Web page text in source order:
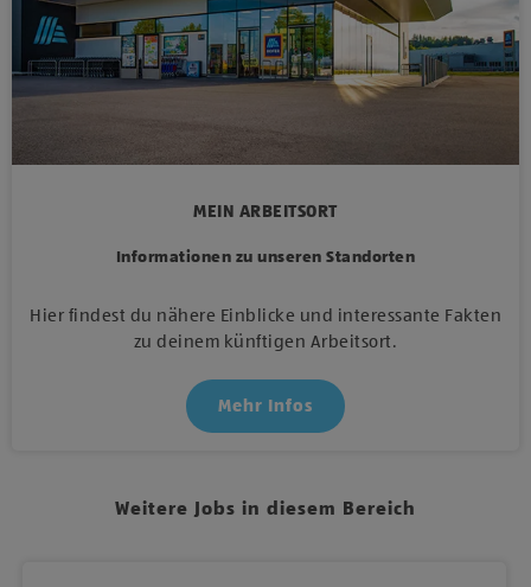
MEIN ARBEITSORT
Informationen zu unseren Standorten
Hier findest du nähere Einblicke und interessante Fakten
zu deinem künftigen Arbeitsort.
Mehr Infos
Weitere Jobs in diesem Bereich